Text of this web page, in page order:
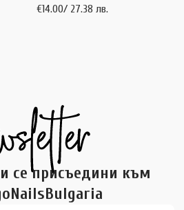
€14.00/ 27.38 лв.
се присъедини към